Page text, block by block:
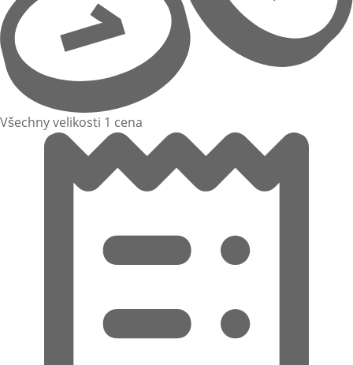
Všechny velikosti 1 cena